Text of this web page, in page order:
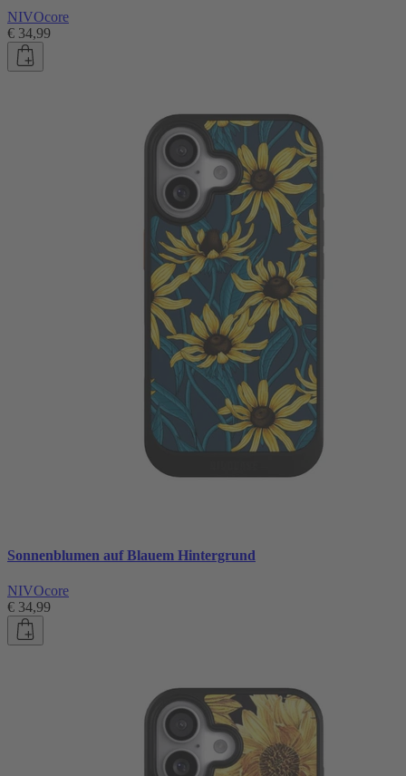
NIVOcore
€ 34,99
Sonnenblumen auf Blauem Hintergrund
NIVOcore
€ 34,99